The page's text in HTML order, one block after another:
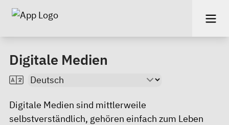
Digitale Medien
Digitale Medien sind mittlerweile
selbstverständlich, gehören einfach zum Leben